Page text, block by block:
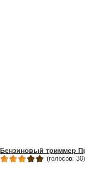
Бензиновый триммер
(голосов: 30)